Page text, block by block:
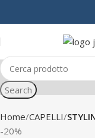
Search
Home CAPELLI
-20%